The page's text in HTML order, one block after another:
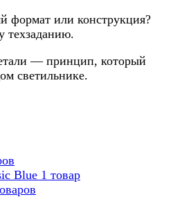
формат или конструкция?
— принцип, который
светильнике.
Blue 1 товар